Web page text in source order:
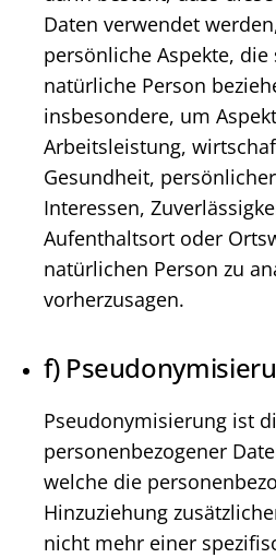
Daten verwendet
persönliche Aspekte,
natürliche Person
insbesondere, um
Arbeitsleistung,
Gesundheit,
Interessen,
Aufenthaltsort oder
natürlichen Person zu
vorherzusagen.
f)
Pseudonymisierung ist
personenbezogener
welche die
Hinzuziehung
nicht mehr einer